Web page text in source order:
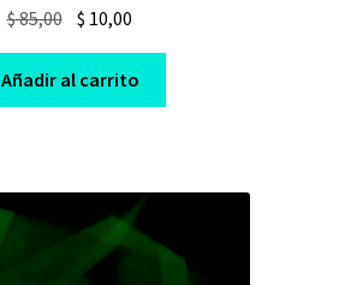
$85,00 Original
was:
$ 85,00.
$ 10,00
is:
$ 10,00.
Añadir al carrito